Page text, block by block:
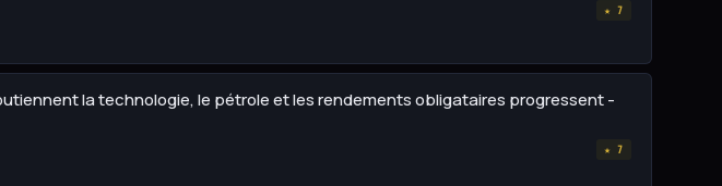
★ 7
la technologie, le pétrole et les rendements obligataires progressent -
★ 7